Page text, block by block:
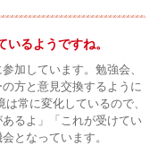
るようですね。
加しています。勉強会、
方と意見交換するように
常に変化しているので、
るよ」「これが受けてい
となっています。